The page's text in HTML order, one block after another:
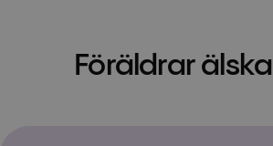
Föräldrar